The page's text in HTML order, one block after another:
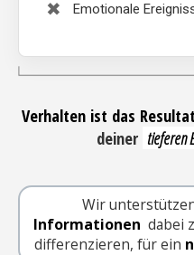
Emotionale
Verhalten ist das Resultat
deiner tieferen
Wir
Informationen dabei
differenzieren, für ein